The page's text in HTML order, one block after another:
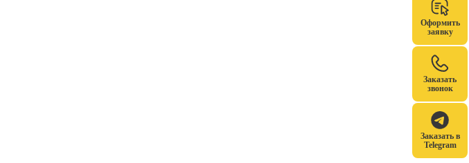
Оформить
заявку
Заказать
звонок
Заказать в
Telegram